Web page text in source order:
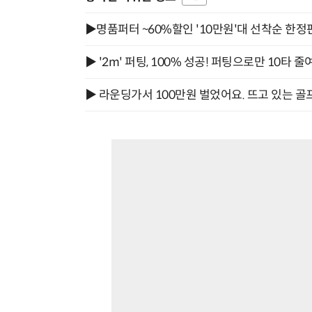
▶명품퍼터 ~60%할인 '10만원'대 선착순 한정
▶ '2m' 퍼팅, 100% 성공! 퍼팅으로만 10타 줄
▶ 라운딩가서 100만원 벌었어요. 뜨고 있는 골